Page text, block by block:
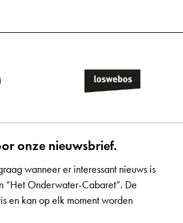
onze nieuwsbrief.
wanneer er interessant nieuws is
“Het Onderwater-Cabaret”. De
en kan op elk moment worden